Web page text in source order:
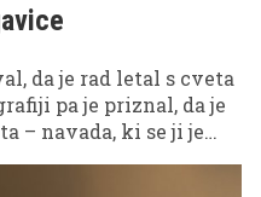
da je rad letal s cveta
pa je priznal, da je
– navada, ki se ji je